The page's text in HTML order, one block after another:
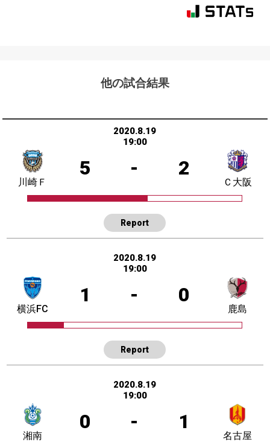
他の試合結果
2020.8.19
19:00
5 - 2
川崎Ｆ Ｃ大阪
Report
2020.8.19
19:00
1 - 0
横浜FC 鹿島
Report
2020.8.19
19:00
0 - 1
湘南 名古屋